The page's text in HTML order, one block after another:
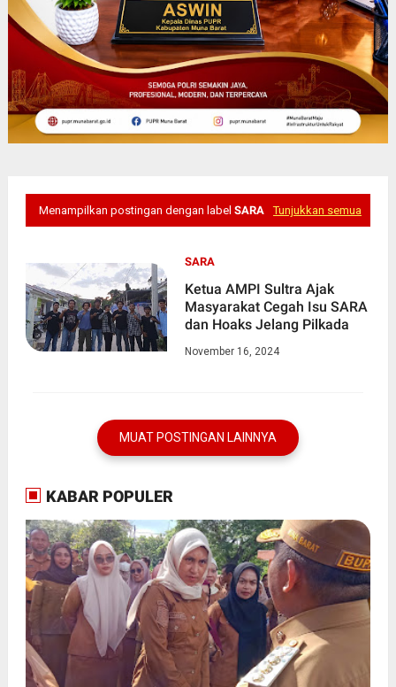
Menampilkan postingan dengan label SARA Tunjukkan semua
SARA
Ketua AMPI Sultra Ajak
Masyarakat Cegah Isu SARA
dan Hoaks Jelang Pilkada
November 16, 2024
MUAT POSTINGAN LAINNYA
KABAR POPULER